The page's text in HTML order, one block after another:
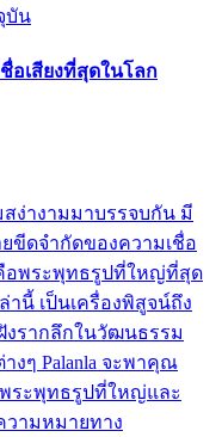
บัน
อเสียงที่สุดในโลก
ง่างามมาบรรจบกัน มี
ขีดจำกัดของความเชื่อ
อพระพุทธรูปที่ใหญ่ที่สุด
นี้ เป็นเครื่องพิสูจน์ถึง
รากลึกในวัฒนธรรม
ๆ Palanla จะพาคุณ
พระพุทธรูปที่ใหญ่และ
วามหมายทาง